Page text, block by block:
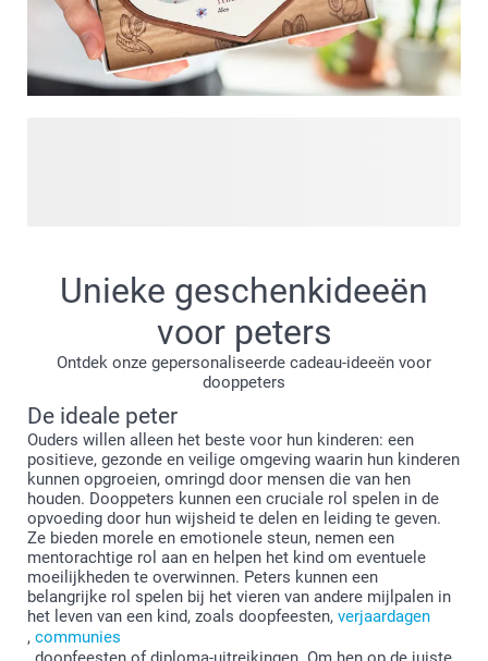
te houden dan een gepersonaliseerd cadeau te maken? Het
is een geweldig cadeau voor de trotse doopmeter of
dooppeter van je kind en je kunt er zeker van zijn dat ze het
met plezier ergens mooi zullen ophangen.
Unieke geschenkideeën
voor peters
Ontdek onze gepersonaliseerde cadeau-ideeën voor
dooppeters
De ideale peter
Ouders willen alleen het beste voor hun kinderen: een
positieve, gezonde en veilige omgeving waarin hun kinderen
kunnen opgroeien, omringd door mensen die van hen
houden. Dooppeters kunnen een cruciale rol spelen in de
opvoeding door hun wijsheid te delen en leiding te geven.
Ze bieden morele en emotionele steun, nemen een
mentorachtige rol aan en helpen het kind om eventuele
moeilijkheden te overwinnen. Peters kunnen een
belangrijke rol spelen bij het vieren van andere mijlpalen in
het leven van een kind, zoals doopfeesten, verjaardagen
, communies